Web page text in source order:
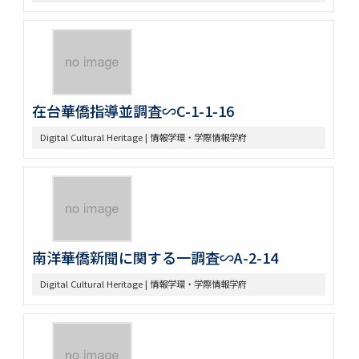
在台華僑指導並調査∽C-1-1-16
Digital Cultural Heritage | 情報学環・学際情報学府
南洋華僑新聞に関する一調査∽A-2-14
Digital Cultural Heritage | 情報学環・学際情報学府